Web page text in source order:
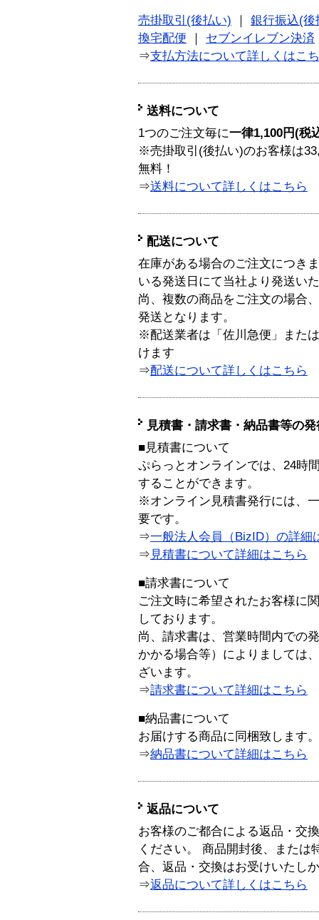
売掛取引(後払い)
銀行振込(後
換宅配便
セブンイレブン決済
⇒支払方法について詳しくはこ
送料について
1つのご注文毎に一律1,100円(税
※売掛取引(後払い)のお客様は
無料！
⇒送料について詳しくはこちら
配送について
在庫がある場合のご注文につき
いる発送日にて当社より発送い
尚、複数の商品をご注文の場合
発送となります。
※配送業者は「佐川急便」また
けます
⇒配送について詳しくはこちら
見積書・請求書・納品書等の
■見積書について
ぷらっとオンラインでは、24時
することができます。
※オンライン見積書発行には、
要です。
⇒一般法人会員（BizID）の詳細
⇒ 見積書について詳細はこちら
■請求書について
ご注文時に希望されたお客様に
しております。
尚、請求書は、営業時間内での
かかる場合等）によりましては
ざいます。
⇒請求書について詳細はこちら
■納品書について
お届けする商品に同梱致します。
⇒納品書について詳細はこちら
返品について
お客様のご都合による返品・交
ください。 商品開封後、または
合、返品・交換はお受けいたし
⇒返品について詳しくはこちら